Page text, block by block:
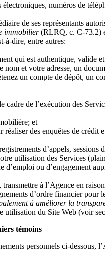
numéros de
de ses représentants
immobilier(RLRQ, c. C-73.2)
à-dire, entre autres:
qui est authentique, valide
et votre adresse, un
un compte de dépôt, un
de l’exécution des
et
réaliser des enquêtes de
d’appels,
utilisation des Services
d’emploi ou d’engagement
à l’Agence en
d’ordre financier
à améliorer la
utilisation du Site Web (voir
témoins
personnels ci-